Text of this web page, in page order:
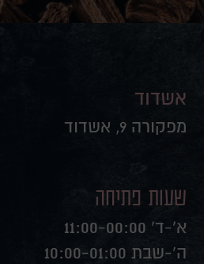
אשדוד
מפקורה 9, אשדוד
שעות פתיחה
א'-ד' 11:00-00:00
ה'-שבת 10:00-01:00